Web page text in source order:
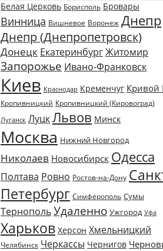
Белая Церковь Борисполь Бровары
Винница Вишневое Воронеж Днепр
Днепр (Днепропетровск)
Донецк ЕкатеринбургЖитомир
Запорожье Ивано-Франковск
Киев Краснодар Кременчуг Кривой
Кропивницкий Кропивницкий (Кировоград)
Луганск ЛуцкЛьвов Минск
Москва Нижний Новгород
Николаев Новосибирск Одесса
Полтава Ровно Ростов-на-Дону
Петербург Симферополь Сумы
ТернопольУдаленно Ужгород Уфа
Харьков Херсон Хмельницкий
Челябинск Черкассы Чернигов